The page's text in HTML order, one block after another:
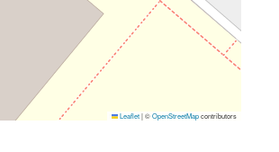
Leaflet|©OpenStreetMapcontributors